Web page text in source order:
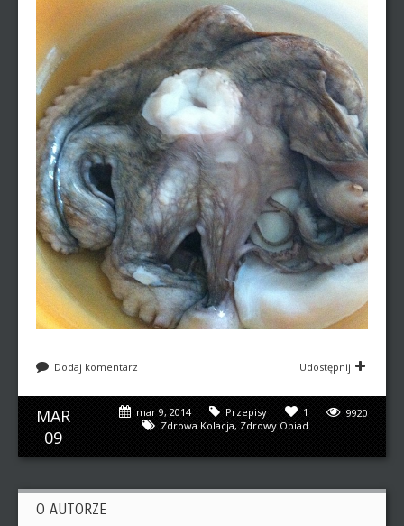
Dodaj komentarz Udostępnij
MAR
09
9920
1
Przepisy
mar 9, 2014
Zdrowa Kolacja, Zdrowy Obiad
O AUTORZE